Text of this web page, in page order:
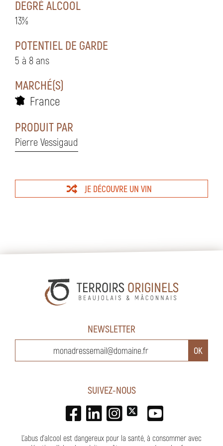
DEGRÉ ALCOOL
13%
POTENTIEL DE GARDE
5 à 8 ans
MARCHÉ(S)
France
PRODUIT PAR
Pierre Vessigaud
JE DÉCOUVRE UN VIN
NEWSLETTER
SUIVEZ-NOUS
L'abus d'alcool est dangereux pour la santé, à consommer avec